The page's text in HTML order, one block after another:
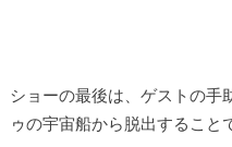
ショーの最後は、ゲストの手
ゥの宇宙船から脱出すること